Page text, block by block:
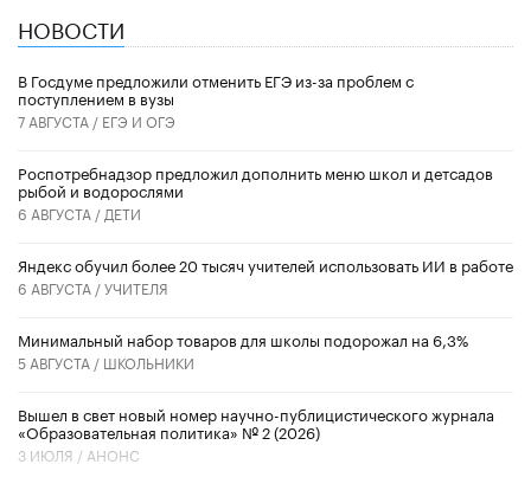
НОВОСТИ
В Госдуме предложили отменить ЕГЭ из-за проблем с
поступлением в вузы
7 АВГУСТА / ЕГЭ И ОГЭ
Роспотребнадзор предложил дополнить меню школ и детсадов
рыбой и водорослями
6 АВГУСТА / ДЕТИ
​Яндекс обучил более 20 тысяч учителей использовать ИИ в работе
6 АВГУСТА /УЧИТЕЛЯ
Минимальный набор товаров для школы подорожал на 6,3%
5 АВГУСТА / ШКОЛЬНИКИ
Вышел в свет новый номер научно-публицистического журнала
«Образовательная политика» № 2 (2026)
3 ИЮЛЯ / АНОНС